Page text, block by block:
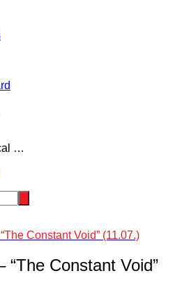
…
Constant Void” (11.07.)
“The Constant Void”